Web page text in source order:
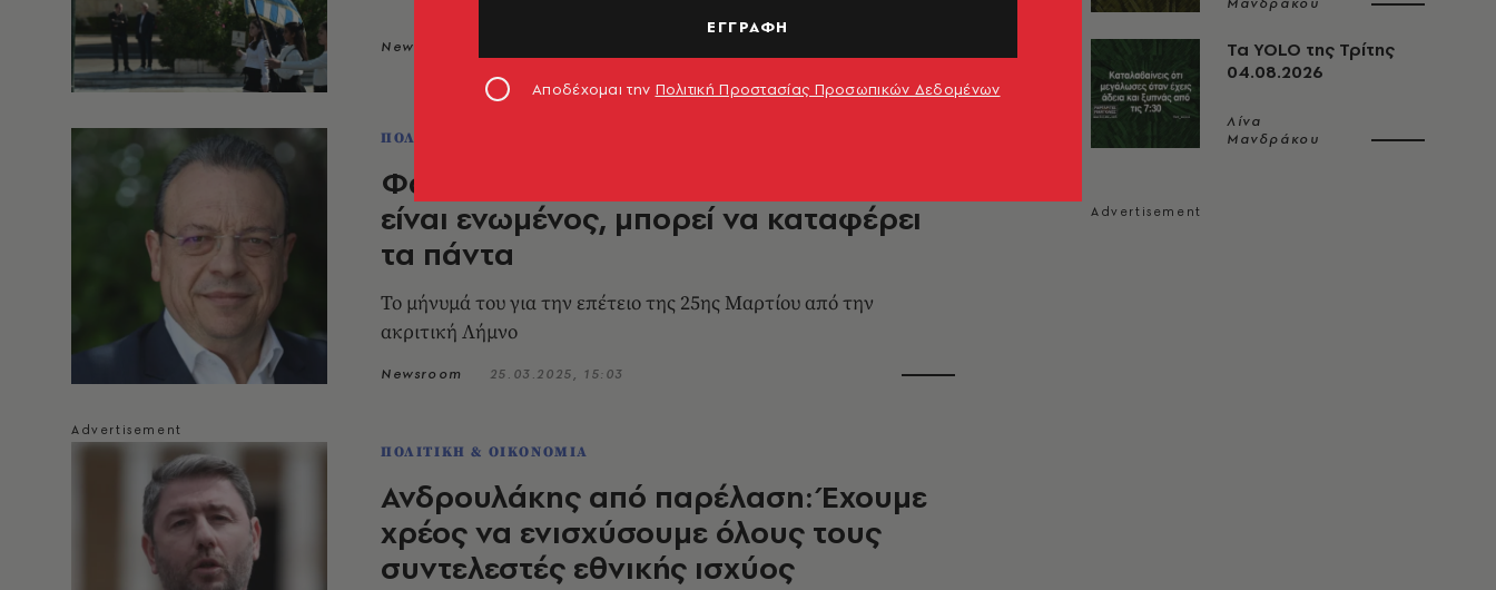
Newsroom
ΠΟΛΙΤΙΚΗ & ΟΙΚΟΝΟΜΙΑ
Φάμελλος: Ο ελληνικός λαός όταν
είναι ενωμένος, μπορεί να καταφέρει
τα πάντα
Το μήνυμά του για την επέτειο της 25ης Μαρτίου από την
ακριτική Λήμνο
Newsroom 25.03.2025, 15:03
ΠΟΛΙΤΙΚΗ & ΟΙΚΟΝΟΜΙΑ
Ανδρουλάκης από παρέλαση: Έχουμε
χρέος να ενισχύσουμε όλους τους
συντελεστές εθνικής ισχύος
Τα YOLO της Τρίτης
04.08.2026
Λίνα
Μανδράκου
ΕΓΓΡΑΦΗ
Αποδέχομαι την Πολιτική Προστασίας Προσωπικών Δεδομένων